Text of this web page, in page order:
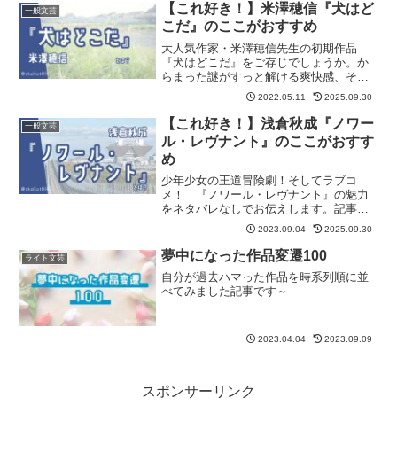
一般文芸
【これ好き！】米澤穂信『犬はど
こだ』のここがおすすめ
大人気作家・米澤穂信先生の初期作品
『犬はどこだ』をご存じでしょうか。か
らまった謎がすっと解ける爽快感、そし
て独特の苦みのある名作です。そんな
『犬はどこだ』についてネタバレなしで
ご紹介します。記事の最後に『犬はどこ
だ』が気に入った方におすすめの作品も
紹介しています。
2022.05.11 2025.09.30
一般文芸
【これ好き！】浅倉秋成『ノワー
ル・レヴナント』のここがおすす
め
少年少女の王道冒険劇！そしてラブコ
メ！ 『ノワール・レヴナント』の魅力
をネタバレなしでお伝えします。記事の
最後には『ノワール・レヴナント』が気
に入った方におすすめの作品も紹介して
います。
2023.09.04 2025.09.30
ライト文芸 夢中になった作品変遷100
自分が過去ハマった作品を時系列順に並
べてみました記事です～
2023.04.04 2023.09.09
スポンサーリンク